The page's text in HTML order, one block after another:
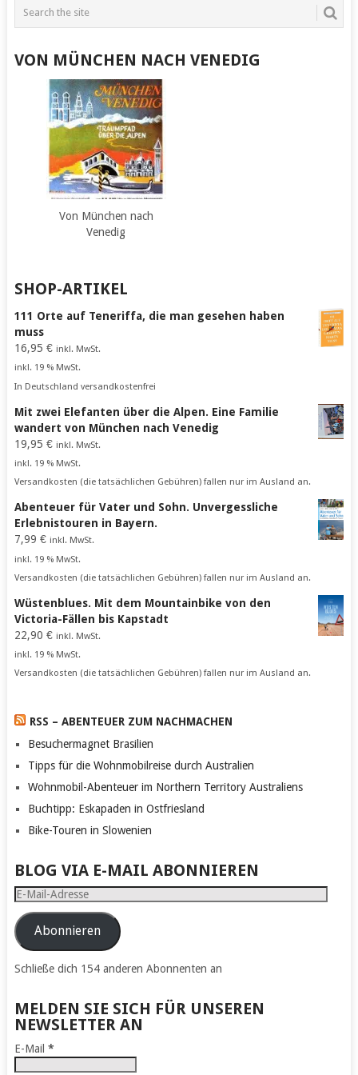
VON MÜNCHEN NACH VENEDIG
Von München nach
Venedig
SHOP-ARTIKEL
111 Orte auf Teneriffa, die man gesehen haben
muss
16,95 € inkl. MwSt.
inkl. 19 % MwSt.
In Deutschland versandkostenfrei
Mit zwei Elefanten über die Alpen. Eine Familie
wandert von München nach Venedig
19,95 € inkl. MwSt.
inkl. 19 % MwSt.
Versandkosten (die tatsächlichen Gebühren) fallen nur im Ausland an.
Abenteuer für Vater und Sohn. Unvergessliche
Erlebnistouren in Bayern.
7,99 € inkl. MwSt.
inkl. 19 % MwSt.
Versandkosten (die tatsächlichen Gebühren) fallen nur im Ausland an.
Wüstenblues. Mit dem Mountainbike von den
Victoria-Fällen bis Kapstadt
22,90 € inkl. MwSt.
inkl. 19 % MwSt.
Versandkosten (die tatsächlichen Gebühren) fallen nur im Ausland an.
RSS – ABENTEUER ZUM NACHMACHEN
Besuchermagnet Brasilien
Tipps für die Wohnmobilreise durch Australien
Wohnmobil-Abenteuer im Northern Territory Australiens
Buchtipp: Eskapaden in Ostfriesland
Bike-Touren in Slowenien
BLOG VIA E-MAIL ABONNIEREN
E-
Mail-
AdresseAbonnieren
Schließe dich 154 anderen Abonnenten an
MELDEN SIE SICH FÜR UNSEREN
NEWSLETTER AN
E-Mail *